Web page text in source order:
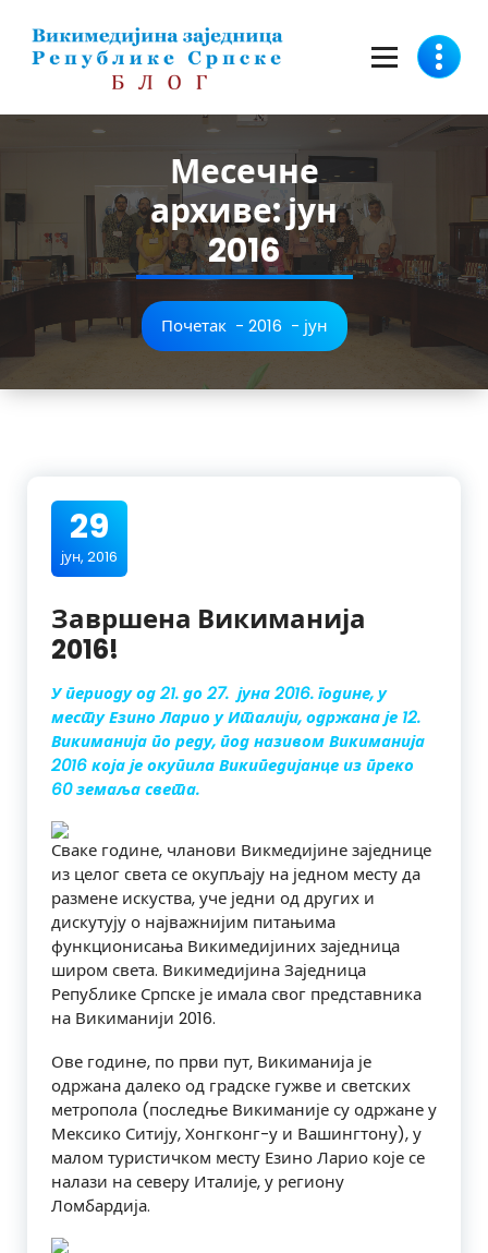
садржај
Месечне
архиве: јун
2016
Почетак- 2016 - јун
29
јун, 2016
Завршена Викиманија
2016!
У периоду од 21. до 27. јуна 2016. године, у
месту Езино Ларио у Италији, одржана је 12.
Викиманија по реду, под називом Викиманија
2016 која је окупила Википедијанце из преко
60 земаља света.
Сваке године, чланови Викмедијине заједнице
из целог света се окупљају на једном месту да
размене искуства, уче једни од других и
дискутују о најважнијим питањима
функционисања Викимедијиних заједница
широм света. Викимедијина Заједница
Републике Српске је имала свог представника
на Викиманији 2016.
Ове годинe, по први пут, Викиманија је
одржана далеко од градске гужве и светских
метропола (последње Викиманије су одржане у
Мексико Ситију, Хонгконг-у и Вашингтону), у
малом туристичком месту Езино Ларио које се
налази на северу Италије, у региону
Ломбардија.